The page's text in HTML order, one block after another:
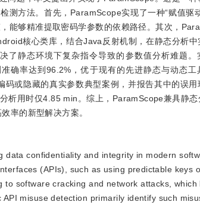
方法。首先，ParamScope实现了一种“赋值驱
能够精准提取密码学参数的依赖路径。其次，
核心类库，结合Java反射机制，在静态分析中
静态环境下复杂指令导致的参数值分析难题。
确率达到96.2%，优于现有的先进静态与动态工
或隐藏的真实参数典型案例，并报告其中的误用
析用时仅4.85 min。综上，ParamScope兼具静态
率的新型解决方案。
confidentiality and integrity in modern
(APIs), such as using predictable keys
software cracking and network attacks, which
misuse detection primarily identify such